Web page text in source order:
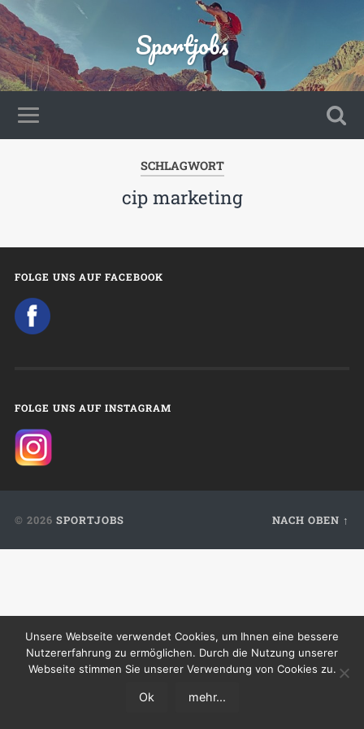
Sportjobs
SCHLAGWORT
cip marketing
FOLGE UNS AUF FACEBOOK
FOLGE UNS AUF INSTAGRAM
© 2026 SPORTJOBS NACH OBEN ↑
Unsere Webseite verwendet Cookies, um Ihnen eine bessere
Nutzererfahrung zu ermöglichen. Durch die Nutzung unserer
Webseite stimmen Sie unserer Verwendung von Cookies zu.
Ok mehr...